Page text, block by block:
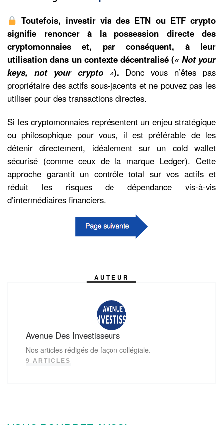
Toutefois, investir via des ETN ou ETF crypto
signifie renoncer à la possession directe des
cryptomonnaies et, par conséquent, à leur
utilisation dans un contexte décentralisé (« Not your
keys, not your crypto »). Donc vous n’êtes pas
propriétaire des actifs sous-jacents et ne pouvez pas les
utiliser pour des transactions directes.
Si les cryptomonnaies représentent un enjeu stratégique
ou philosophique pour vous, il est préférable de les
détenir directement, idéalement sur un cold wallet
sécurisé (comme ceux de la marque Ledger). Cette
approche garantit un contrôle total sur vos actifs et
réduit les risques de dépendance vis-à-vis
d’intermédiaires financiers.
AUTEUR
Avenue Des Investisseurs
Nos articles rédigés de façon collégiale.
9 ARTICLES